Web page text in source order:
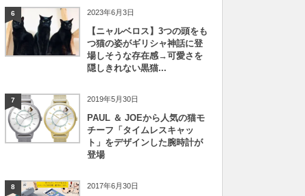
6 2023年6月3日
【ニャルベロス】3つの頭をも
つ猫の姿がギリシャ神話に登
場しそうな存在感→可愛さを
隠しきれない黒猫...
7 2019年5月30日
PAUL ＆ JOEから人気の猫モ
チーフ「タイムレスキャッ
ト」をデザインした腕時計が
登場
8 2017年6月30日